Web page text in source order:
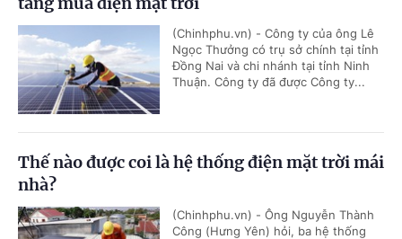
(Chinhphu.vn) - Công ty của ông Lê
Ngọc Thưởng có trụ sở chính tại tỉnh
Đồng Nai và chi nhánh tại tỉnh Ninh
Thuận. Công ty đã được Công ty...
Thế nào được coi là hệ thống điện mặt trời mái
nhà?
(Chinhphu.vn) - Ông Nguyễn Thành
Công (Hưng Yên) hỏi, ba hệ thống